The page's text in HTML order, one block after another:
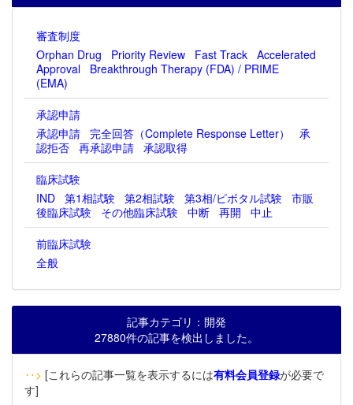
審査制度
Orphan Drug
Priority Review Fast Track Accelerated
Approval
Breakthrough Therapy (FDA) / PRIME
(EMA)
承認申請
承認申請
完全回答（Complete Response Letter）
承
認拒否 再承認申請 承認取得
臨床試験
IND 第1相試験 第2相試験 第3相/ピボタル試験 市販
後臨床試験
その他臨床試験 中断 再開
中止
前臨床試験
全般
記事カテゴリ：開発
27880件の記事を検出しました。
‥> [これらの記事一覧を表示するには有料会員登録が必要で
す]